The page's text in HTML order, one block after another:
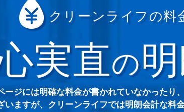
クリーンライフの料
実直の
ージには明確な料金が書かれていなかったり
いますが、クリーンライフでは明朗会計な料